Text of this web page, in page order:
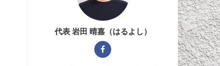
代表 岩田 晴嘉（はるよし）